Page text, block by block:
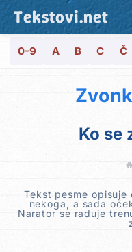
Tekstovi.net
0-9 A B C Č
Ko se
🔥
Tekst pesme
nekoga, a sada
Narator se raduje